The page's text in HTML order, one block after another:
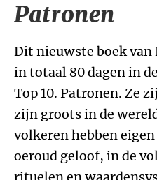
Patronen
Dit nieuwste boek
in totaal 80 dagen in
Top 10. Patronen. Ze
zijn groots in de
volkeren hebben
oeroud geloof, in de